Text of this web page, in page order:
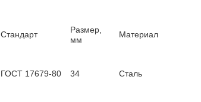
Стандарт
Размер,
мм
Материал
ГОСТ 17679-80 34 Сталь